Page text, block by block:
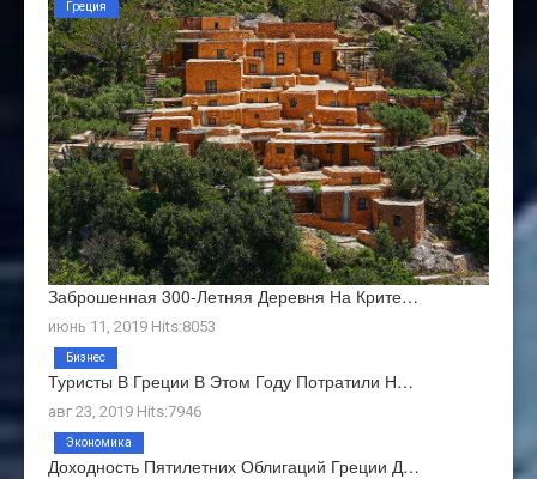
Заброшенная 300-Летняя Деревня На Крите…
июнь 11, 2019 Hits:8053
Греция
Туристы В Греции В Этом Году Потратили Н…
авг 23, 2019 Hits:7946
Бизнес
Доходность Пятилетних Облигаций Греции Д…
Экономика